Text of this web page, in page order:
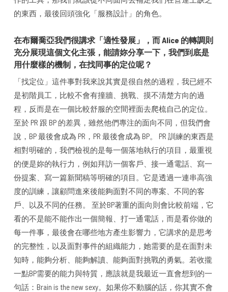
的東西，最後回頭強化「服務設計」的角色。
在布爾喬亞我們很講求「適性發展」，而 Alice 的轉調則
充分展現這個文化主張，能請妳分享一下，我們到底是
用什麼樣的機制，在找同事的定位呢？
「找定位」這件事對我來說其實是很自然的過程，我已經不
是初階員工，比較不會有撞牆、挑戰、摸不清楚方向的過
程，反而是在一個比較舒服的空間裡面去爬梳自己的定位。
至於 PR 跟 BP 的差異，雖然他們專注的面向不同，但我們會
說，BP 最後會成為 PR，PR 最後會成為 BP。 PR 訓練的東西是
相對明確的，我們檢視的是每一個落地執行的項目，最重視
的便是妳的執行力，例如拜訪一個客戶、接一通電話、寫一
份提案、寫一篇新聞稿等明確的項目。它是透過一連串高強
度的訓練，讓顧問進來後能夠面對不同的專案、不同的客
戶、以及不同的任務。 至於BP著重的面向則會比較前端，它
看的不是能不能作出一個簡報、打一通電話，而是看你做的
每一件事，最後會在哪些地方產生影響力，它講求的是思考
的完整性，以及面對事件的組織能力，她需要的是在面對未
知時，能夠分析、能夠解讀、能夠面對挑戰的勇氣。若收攏
一點BP需要的能力與特質，應該就是我最近一直會想到的一
句話：Brain is the new sexy。如果你不動腦的話，你其實不會